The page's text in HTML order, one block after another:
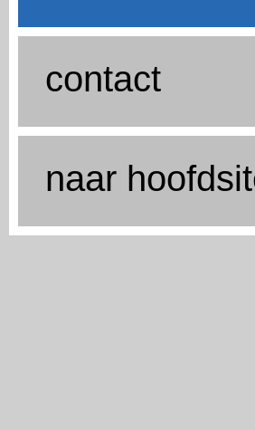
contact
naar